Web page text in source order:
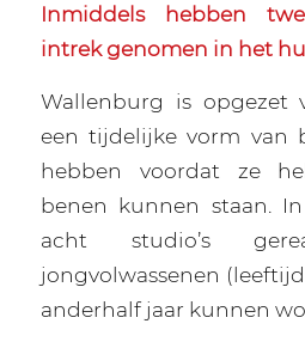
Inmiddels hebben
intrek genomen in het
Wallenburg is opgezet
een tijdelijke vorm van
hebben voordat ze
benen kunnen staan.
acht studio’s
jongvolwassenen
anderhalf jaar kunnen